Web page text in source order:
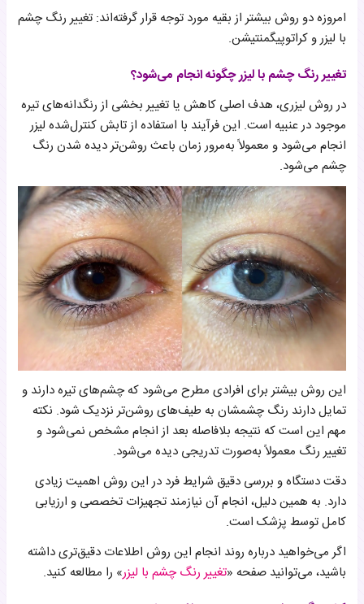
امروزه دو روش بیشتر از بقیه مورد توجه قرار گرفته‌اند: تغییر رنگ چشم
با لیزر و کراتوپیگمنتیشن.
تغییر رنگ چشم با لیزر چگونه انجام می‌شود؟
در روش لیزری، هدف اصلی کاهش یا تغییر بخشی از رنگدانه‌های تیره
موجود در عنبیه است. این فرآیند با استفاده از تابش کنترل‌شده لیزر
انجام می‌شود و معمولاً به‌مرور زمان باعث روشن‌تر دیده شدن رنگ
چشم می‌شود.
این روش بیشتر برای افرادی مطرح می‌شود که چشم‌های تیره دارند و
تمایل دارند رنگ چشمشان به طیف‌های روشن‌تر نزدیک شود. نکته
مهم این است که نتیجه بلافاصله بعد از انجام مشخص نمی‌شود و
تغییر رنگ معمولاً به‌صورت تدریجی دیده می‌شود.
دقت دستگاه و بررسی دقیق شرایط فرد در این روش اهمیت زیادی
دارد. به همین دلیل، انجام آن نیازمند تجهیزات تخصصی و ارزیابی
کامل توسط پزشک است.
اگر می‌خواهید درباره روند انجام این روش اطلاعات دقیق‌تری داشته
باشید، می‌توانید صفحه «تغییر رنگ چشم با لیزر» را مطالعه کنید.